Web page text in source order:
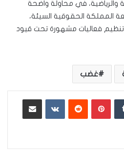
والرياضية، في محاولة واضحة
المملكة الحقوقية السيئة،
فعاليات مشهورة تحت قيود
غضب
بينتيريست مشاركة عبر البريد